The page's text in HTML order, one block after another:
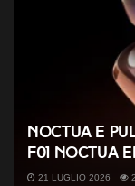
Noctua e
F01 Noctua
21 LUGLIO 2026